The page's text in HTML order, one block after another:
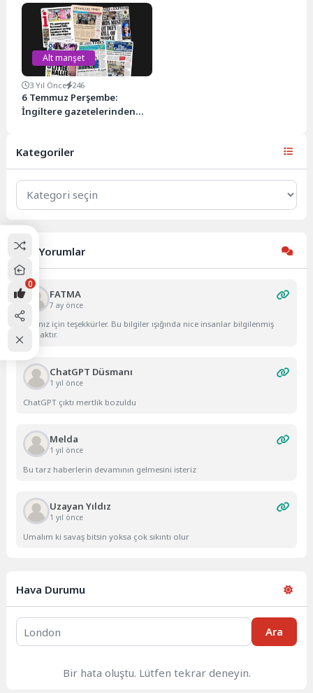
Her...
Alt manşet
3 Yıl Önce 246
6 Temmuz Perşembe:
İngiltere gazetelerinden
Kategoriler
Kategoriler
Son Yorumlar
FATMA
7 ay önce
Yazınız için teşekkürler. Bu bilgiler ışığında nice insanlar bilgilenmiş
olacaktır.
ChatGPT Düsmanı
1 yıl önce
ChatGPT çıktı mertlik bozuldu
Melda
1 yıl önce
Bu tarz haberlerin devamının gelmesini isteriz
Uzayan Yıldız
1 yıl önce
Umalım ki savaş bitsin yoksa çok sıkıntı olur
Hava Durumu
Ara
Bir hata oluştu. Lütfen tekrar deneyin.
0